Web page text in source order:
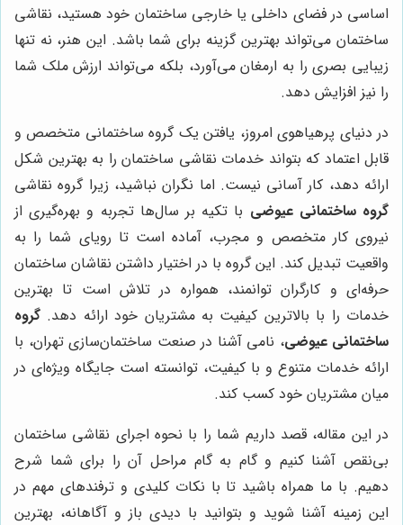
اساسی در فضای داخلی یا خارجی ساختمان خود هستید، نقاشی
ساختمان می‌تواند بهترین گزینه برای شما باشد. این هنر، نه تنها
زیبایی بصری را به ارمغان می‌آورد، بلکه می‌تواند ارزش ملک شما
را نیز افزایش دهد.
در دنیای پرهیاهوی امروز، یافتن یک گروه ساختمانی متخصص و
قابل اعتماد که بتواند خدمات نقاشی ساختمان را به بهترین شکل
ارائه دهد، کار آسانی نیست. اما نگران نباشید، زیرا گروه نقاشی
گروه ساختمانی عیوضی با تکیه بر سال‌ها تجربه و بهره‌گیری از
نیروی کار متخصص و مجرب، آماده است تا رویای شما را به
واقعیت تبدیل کند. این گروه با در اختیار داشتن نقاشان ساختمان
حرفه‌ای و کارگران توانمند، همواره در تلاش است تا بهترین
خدمات را با بالاترین کیفیت به مشتریان خود ارائه دهد. گروه
ساختمانی عیوضی، نامی آشنا در صنعت ساختمان‌سازی تهران، با
ارائه خدمات متنوع و با کیفیت، توانسته است جایگاه ویژه‌ای در
میان مشتریان خود کسب کند.
در این مقاله، قصد داریم شما را با نحوه اجرای نقاشی ساختمان
بی‌نقص آشنا کنیم و گام به گام مراحل آن را برای شما شرح
دهیم. با ما همراه باشید تا با نکات کلیدی و ترفندهای مهم در
این زمینه آشنا شوید و بتوانید با دیدی باز و آگاهانه، بهترین